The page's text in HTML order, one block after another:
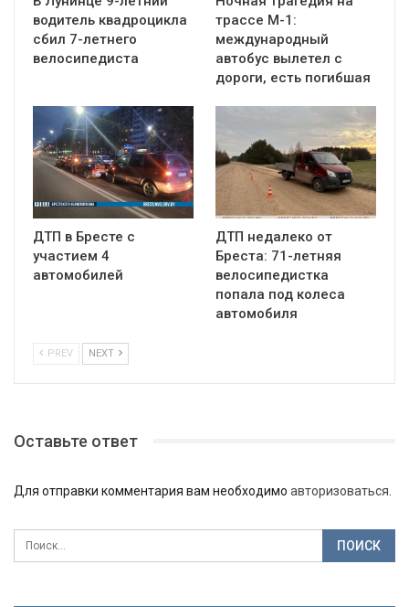
водитель квадроцикла
сбил 7-летнего
велосипедиста
трассе М-1:
международный
автобус вылетел с
дороги, есть погибшая
ДТП в Бресте с
участием 4
автомобилей
ДТП недалеко от
Бреста: 71-летняя
велосипедистка
попала под колеса
автомобиля
PREV NEXT
Оставьте ответ
Для отправки комментария вам необходимо авторизоваться